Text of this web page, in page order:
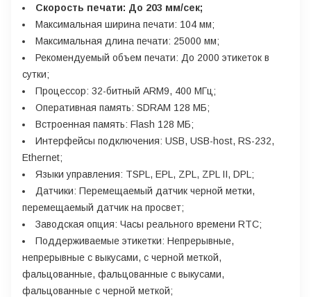
Скорость печати: До 203 мм/сек;
Максимальная ширина печати: 104 мм;
Максимальная длина печати: 25000 мм;
Рекомендуемый объем печати: До 2000 этикеток в
сутки;
Процессор: 32-битный ARM9, 400 МГц;
Оперативная память: SDRAM 128 МБ;
Встроенная память: Flash 128 МБ;
Интерфейсы подключения: USB, USB-host, RS-232,
Ethernet;
Языки управления: TSPL, EPL, ZPL, ZPL II, DPL;
Датчики: Перемещаемый датчик черной метки,
перемещаемый датчик на просвет;
Заводская опция: Часы реального времени RTC;
Поддерживаемые этикетки: Непрерывные,
непрерывные с выкусами, с черной меткой,
фальцованные, фальцованные с выкусами,
фальцованные с черной меткой;